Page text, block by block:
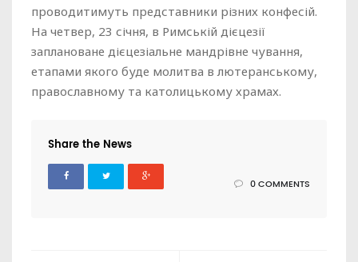
проводитимуть представники різних конфесій.
На четвер, 23 січня, в Римській дієцезії
заплановане дієцезіальне мандрівне чування,
етапами якого буде молитва в лютеранському,
православному та католицькому храмах.
Share the News
0 COMMENTS